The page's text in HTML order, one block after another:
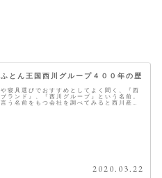
とん王国西川グループ４００年の歴
寝具選びでおすすめとしてよく聞く、『西
ランド』、『西川グループ』という名前。
う名前をもつ会社を調べてみると西川産
2020.03.22